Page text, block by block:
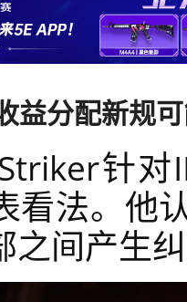
针
看法。他
之间产生